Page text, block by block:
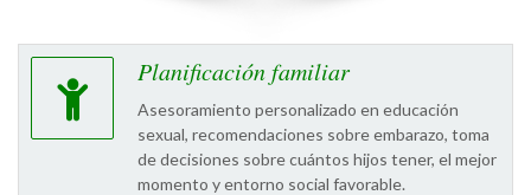
Planificación familiar
Asesoramiento personalizado en educación
sexual, recomendaciones sobre embarazo, toma
de decisiones sobre cuántos hijos tener, el mejor
momento y entorno social favorable.